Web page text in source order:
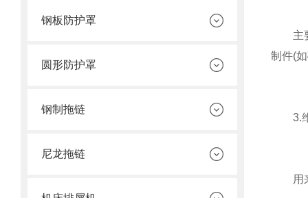
钢板防护罩
圆形防护罩
钢制拖链
尼龙拖链
主要
制件(
3.维
用来